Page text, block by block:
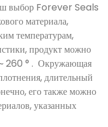
выбор Forever Seals
материала,
температурам,
продукт можно
~ 260 ° . Окружающая
длительный
его также можно
указанных